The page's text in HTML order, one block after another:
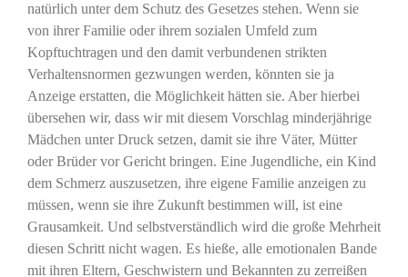
natürlich unter dem Schutz des Gesetzes stehen. Wenn sie
von ihrer Familie oder ihrem sozialen Umfeld zum
Kopftuchtragen und den damit verbundenen strikten
Verhaltensnormen gezwungen werden, könnten sie ja
Anzeige erstatten, die Möglichkeit hätten sie. Aber hierbei
übersehen wir, dass wir mit diesem Vorschlag minderjährige
Mädchen unter Druck setzen, damit sie ihre Väter, Mütter
oder Brüder vor Gericht bringen. Eine Jugendliche, ein Kind
dem Schmerz auszusetzen, ihre eigene Familie anzeigen zu
müssen, wenn sie ihre Zukunft bestimmen will, ist eine
Grausamkeit. Und selbstverständlich wird die große Mehrheit
diesen Schritt nicht wagen. Es hieße, alle emotionalen Bande
mit ihren Eltern, Geschwistern und Bekannten zu zerreißen